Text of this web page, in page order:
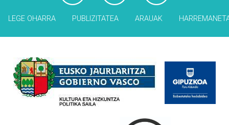
LEGE OHARRA PUBLIZITATEA ARAUAK